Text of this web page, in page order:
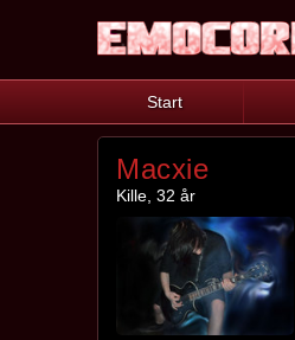
Start
Macxie
Kille, 32 år